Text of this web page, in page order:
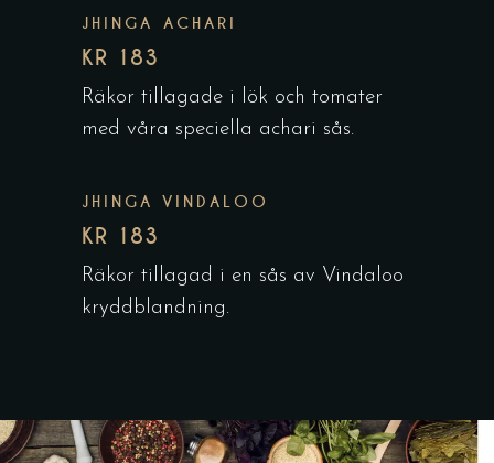
JHINGA ACHARI
KR 183
Räkor tillagade i lök och tomater
med våra speciella achari sås.
JHINGA VINDALOO
KR 183
Räkor tillagad i en sås av Vindaloo
kryddblandning.